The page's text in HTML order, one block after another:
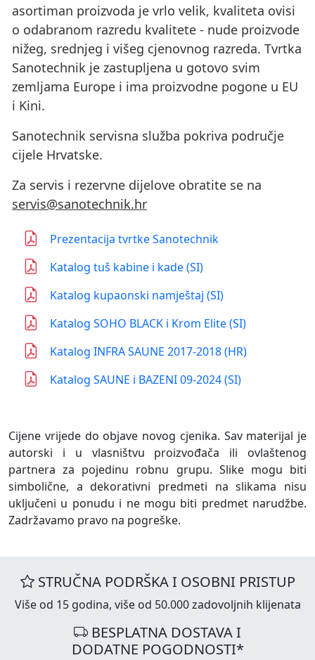
asortiman proizvoda je vrlo velik, kvaliteta ovisi
o odabranom razredu kvalitete - nude proizvode
nižeg, srednjeg i višeg cjenovnog razreda. Tvrtka
Sanotechnik je zastupljena u gotovo svim
zemljama Europe i ima proizvodne pogone u EU
i Kini.
Sanotechnik servisna služba pokriva područje
cijele Hrvatske.
Za servis i rezervne dijelove obratite se na
servis@sanotechnik.hr
Prezentacija tvrtke Sanotechnik
Katalog tuš kabine i kade (SI)
Katalog kupaonski namještaj (SI)
Katalog SOHO BLACK i Krom Elite (SI)
Katalog INFRA SAUNE 2017-2018 (HR)
Katalog SAUNE i BAZENI 09-2024 (SI)
Cijene vrijede do objave novog cjenika. Sav materijal je
autorski i u vlasništvu proizvođača ili ovlaštenog
partnera za pojedinu robnu grupu. Slike mogu biti
simbolične, a dekorativni predmeti na slikama nisu
uključeni u ponudu i ne mogu biti predmet narudžbe.
Zadržavamo pravo na pogreške.
STRUČNA PODRŠKA I OSOBNI PRISTUP
Više od 15 godina, više od 50.000 zadovoljnih klijenata
BESPLATNA DOSTAVA I
DODATNE POGODNOSTI*